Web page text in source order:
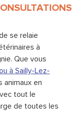
se relaie
à
Que vous
à Sailly-Lez-
animaux en
tout le
de toutes les